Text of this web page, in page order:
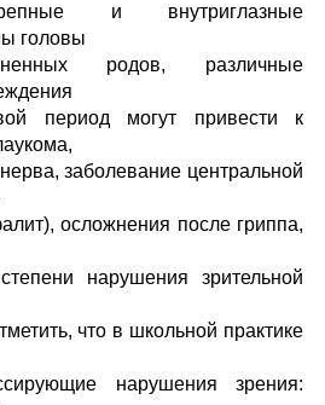
и внутриглазные
головы
родов, различные
период могут привести к
заболевание центральной
осложнения после гриппа,
нарушения зрительной
что в школьной практике
нарушения зрения: